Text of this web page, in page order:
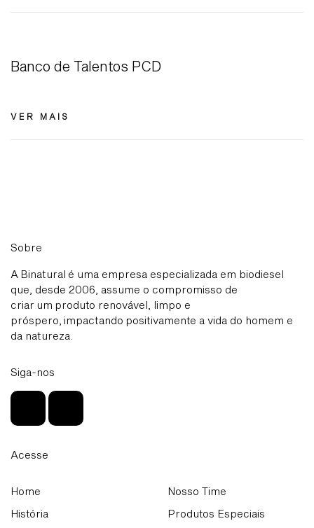
Banco de Talentos PCD
VER MAIS
Sobre
A Binatural é uma empresa especializada em biodiesel
que, desde 2006, assume o compromisso de
criar um produto renovável, limpo e
próspero, impactando positivamente a vida do homem e
da natureza.
Siga-nos
Acesse
Home
História
Nosso Time
Produtos Especiais